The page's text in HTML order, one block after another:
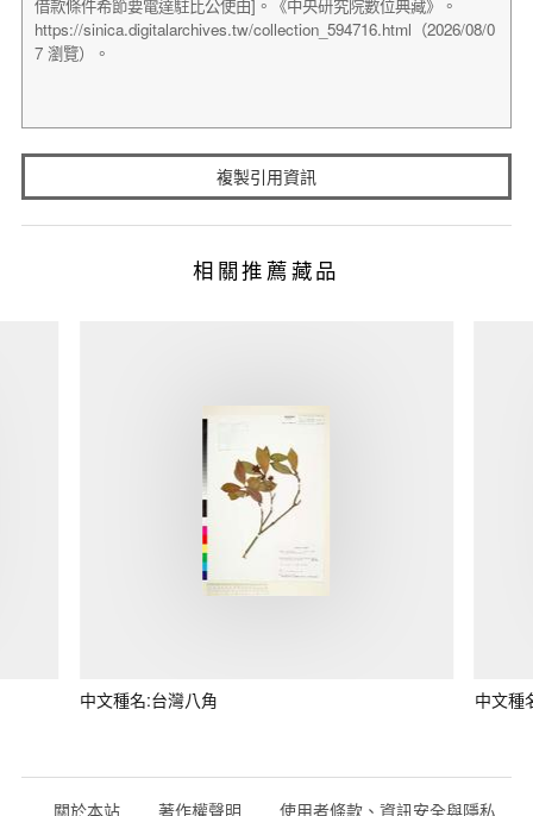
複製引用資訊
相關推薦藏品
中文種名:台灣八角 中文種
關於本站 著作權聲明 使用者條款、資訊安全與隱私